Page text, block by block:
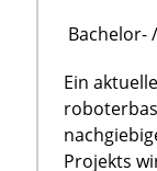
Bachelor-
Ein
Projekts